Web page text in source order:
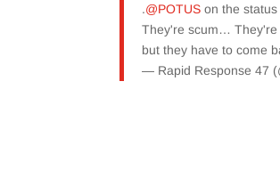
.@POTUS on the
They're scum…
but they have to come
— Rapid Response 47